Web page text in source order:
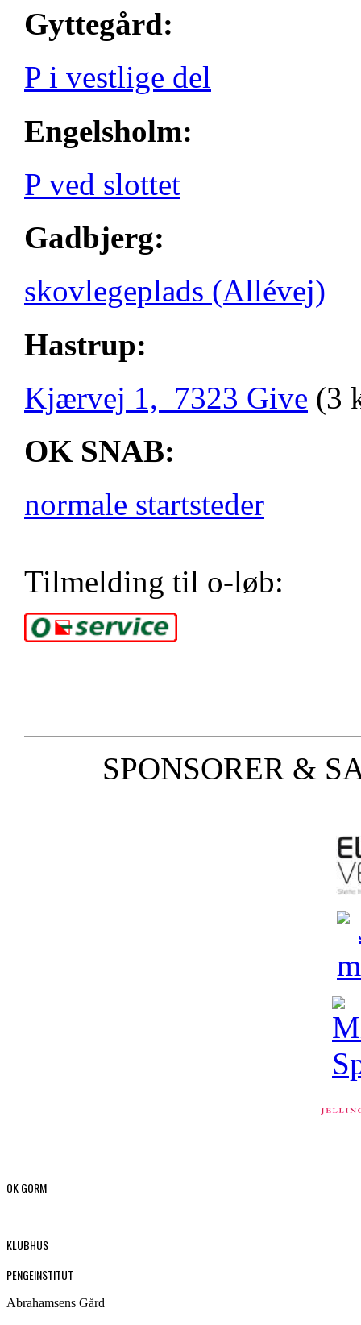
Gyttegård:
P i vestlige del
Engelsholm:
P ved slottet
Gadbjerg:
skovlegeplads (Allévej)
Hastrup:
Kjærvej 1, 7323 Give (3
OK SNAB:
normale startsteder
Tilmelding til o-løb:
SPONSORER &
OK GORM
KLUBHUS
PENGEINSTITUT
Abrahamsens Gård